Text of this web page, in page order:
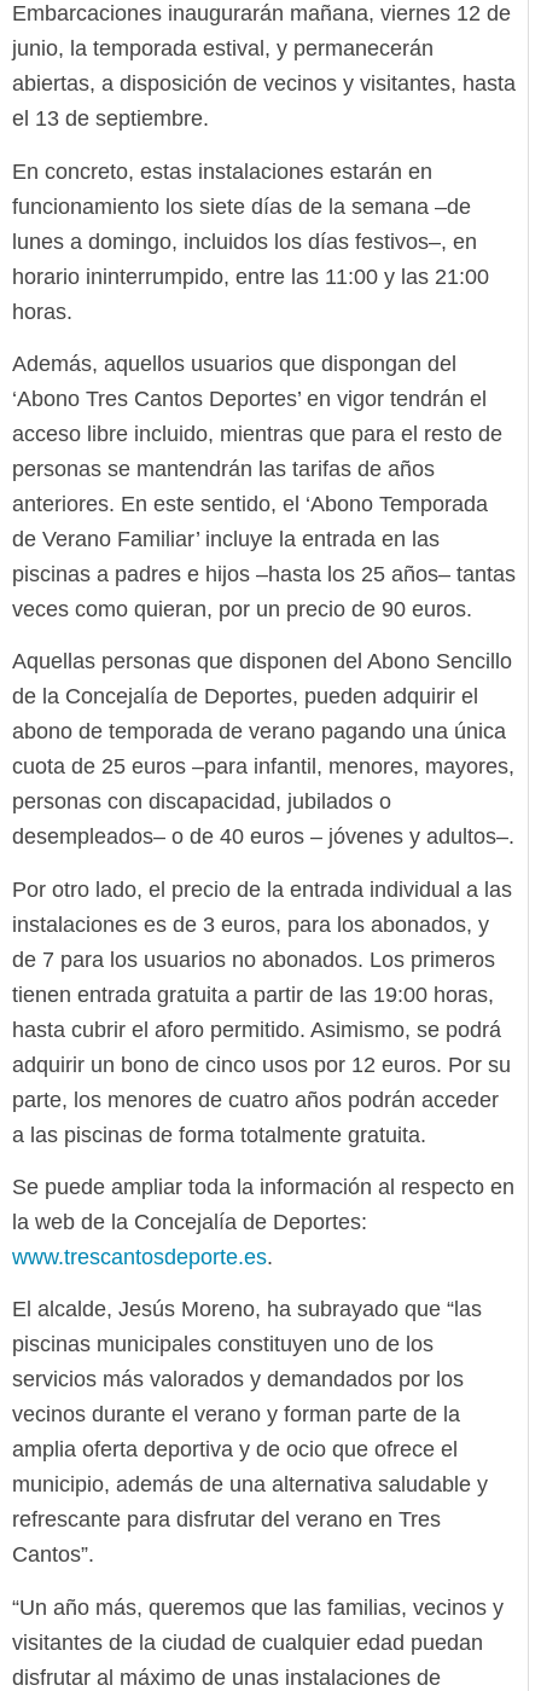
Embarcaciones inaugurarán mañana, viernes 12 de
junio, la temporada estival, y permanecerán
abiertas, a disposición de vecinos y visitantes, hasta
el 13 de septiembre.
En concreto, estas instalaciones estarán en
funcionamiento los siete días de la semana –de
lunes a domingo, incluidos los días festivos–, en
horario ininterrumpido, entre las 11:00 y las 21:00
horas.
Además, aquellos usuarios que dispongan del
‘Abono Tres Cantos Deportes’ en vigor tendrán el
acceso libre incluido, mientras que para el resto de
personas se mantendrán las tarifas de años
anteriores. En este sentido, el ‘Abono Temporada
de Verano Familiar’ incluye la entrada en las
piscinas a padres e hijos –hasta los 25 años– tantas
veces como quieran, por un precio de 90 euros.
Aquellas personas que disponen del Abono Sencillo
de la Concejalía de Deportes, pueden adquirir el
abono de temporada de verano pagando una única
cuota de 25 euros –para infantil, menores, mayores,
personas con discapacidad, jubilados o
desempleados– o de 40 euros – jóvenes y adultos–.
Por otro lado, el precio de la entrada individual a las
instalaciones es de 3 euros, para los abonados, y
de 7 para los usuarios no abonados. Los primeros
tienen entrada gratuita a partir de las 19:00 horas,
hasta cubrir el aforo permitido. Asimismo, se podrá
adquirir un bono de cinco usos por 12 euros. Por su
parte, los menores de cuatro años podrán acceder
a las piscinas de forma totalmente gratuita.
Se puede ampliar toda la información al respecto en
la web de la Concejalía de Deportes:
www.trescantosdeporte.es.
El alcalde, Jesús Moreno, ha subrayado que “las
piscinas municipales constituyen uno de los
servicios más valorados y demandados por los
vecinos durante el verano y forman parte de la
amplia oferta deportiva y de ocio que ofrece el
municipio, además de una alternativa saludable y
refrescante para disfrutar del verano en Tres
Cantos”.
“Un año más, queremos que las familias, vecinos y
visitantes de la ciudad de cualquier edad puedan
disfrutar al máximo de unas instalaciones de